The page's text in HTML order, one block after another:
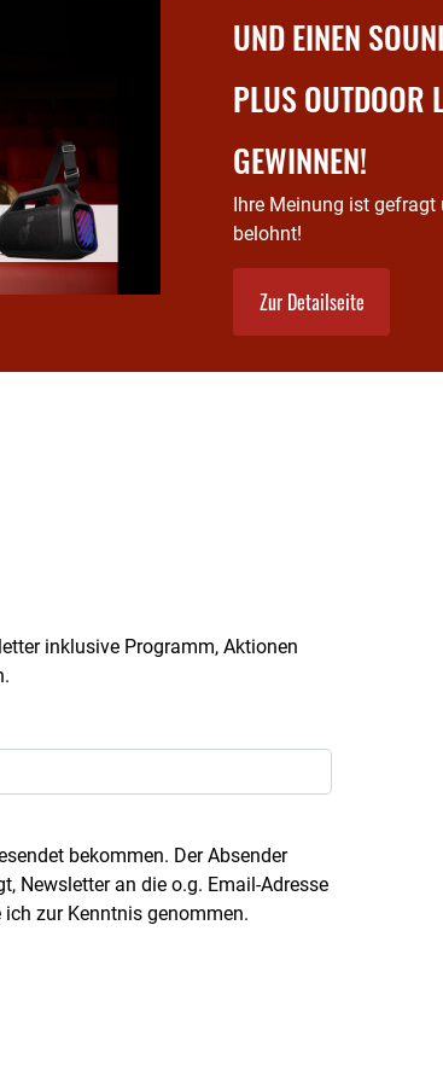
10
UND EINEN
PLUS OUTDOOR
GEWINNEN!
Ihre Meinung ist gefragt
belohnt!
Zur Detailseite